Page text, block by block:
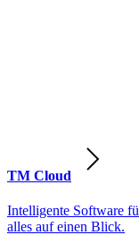
TM Cloud
Intelligente Software
alles auf einen Blick.